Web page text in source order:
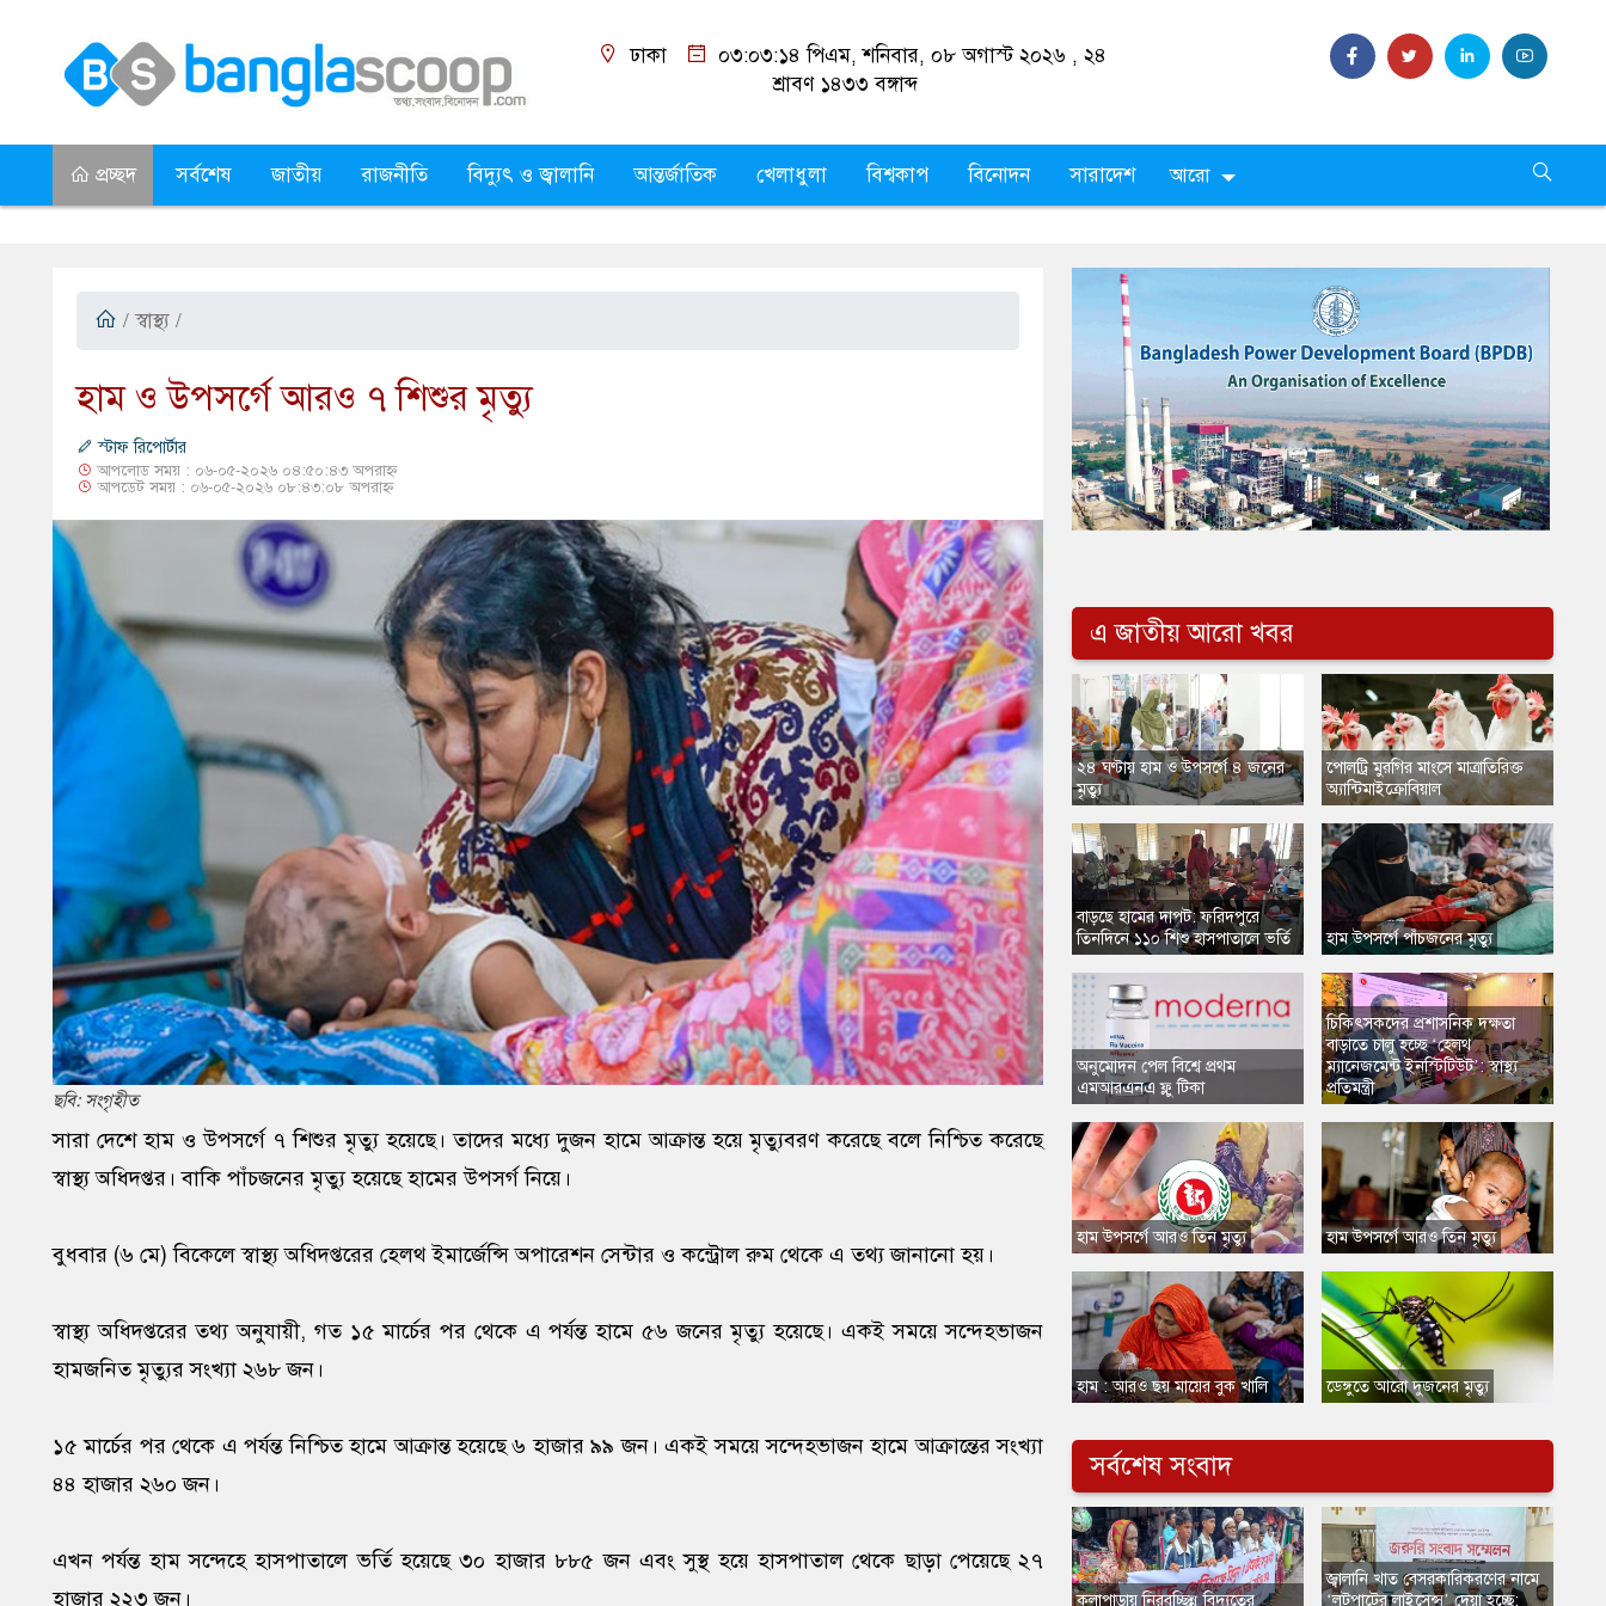
ঢাকা ০৩:০৩:১৫ পিএম, শনিবার, ০৮ অগাস্ট ২০২৬ ,২৪
শ্রাবণ ১৪৩৩ বঙ্গাব্দ
প্রচ্ছদ সর্বশেষ জাতীয় রাজনীতি বিদ্যুৎ ও জ্বালানি আন্তর্জাতিক খেলাধুলা বিশ্বকাপ বিনোদন সারাদেশ আরো
/ স্বাস্থ্য /
হাম ও উপসর্গে আরও ৭ শিশুর মৃত্যু
স্টাফ রিপোর্টার
আপলোড সময় : ০৬-০৫-২০২৬ ০৪:৫০:৪৩ অপরাহ্ন
আপডেট সময় : ০৬-০৫-২০২৬ ০৮:৪৩:০৮ অপরাহ্ন
ছবি: সংগৃহীত
সারা দেশে হাম ও উপসর্গে ৭ শিশুর মৃত্যু হয়েছে। তাদের মধ্যে দুজন হামে আক্রান্ত হয়ে মৃত্যুবরণ করেছে বলে নিশ্চিত করেছে
স্বাস্থ্য অধিদপ্তর। বাকি পাঁচজনের মৃত্যু হয়েছে হামের উপসর্গ নিয়ে।
বুধবার (৬ মে) বিকেলে স্বাস্থ্য অধিদপ্তরের হেলথ ইমার্জেন্সি অপারেশন সেন্টার ও কন্ট্রোল রুম থেকে এ তথ্য জানানো হয়।
স্বাস্থ্য অধিদপ্তরের তথ্য অনুযায়ী, গত ১৫ মার্চের পর থেকে এ পর্যন্ত হামে ৫৬ জনের মৃত্যু হয়েছে। একই সময়ে সন্দেহভাজন
হামজনিত মৃত্যুর সংখ্যা ২৬৮ জন।
১৫ মার্চের পর থেকে এ পর্যন্ত নিশ্চিত হামে আক্রান্ত হয়েছে ৬ হাজার ৯৯ জন। একই সময়ে সন্দেহভাজন হামে আক্রান্তের সংখ্যা
৪৪ হাজার ২৬০ জন।
এখন পর্যন্ত হাম সন্দেহে হাসপাতালে ভর্তি হয়েছে ৩০ হাজার ৮৮৫ জন এবং সুস্থ হয়ে হাসপাতাল থেকে ছাড়া পেয়েছে ২৭
হাজার ২২৩ জন।
এ জাতীয় আরো খবর
২৪ ঘণ্টায় হাম ও উপসর্গে ৪ জনের
মৃত্যু
বাড়ছে হামের দাপট: ফরিদপুরে
তিনদিনে ১১০ শিশু হাসপাতালে ভর্তি
অনুমোদন পেল বিশ্বে প্রথম
এমআরএনএ ফ্লু টিকা
​হাম উপসর্গে আরও তিন মৃত্যু
​হাম : আরও ছয় মায়ের বুক খালি
​পোলট্রি মুরগির মাংসে মাত্রাতিরিক্ত
অ্যান্টিমাইক্রোবিয়াল
​হাম উপসর্গে পাঁচজনের মৃত্যু
চিকিৎসকদের প্রশাসনিক দক্ষতা
বাড়াতে চালু হচ্ছে ‘হেলথ
ম্যানেজমেন্ট ইনস্টিটিউট’: স্বাস্থ্য
প্রতিমন্ত্রী
​হাম উপসর্গে আরও তিন মৃত্যু
​ডেঙ্গুতে আরো দুজনের মৃত্যু
সর্বশেষ সংবাদ
কলাপাড়ায় নিরবচ্ছিন্ন বিদ্যুতের
জ্বালানি খাত বেসরকারিকরণের নামে
‘লুটপাটের লাইসেন্স’ দেয়া হচ্ছে: